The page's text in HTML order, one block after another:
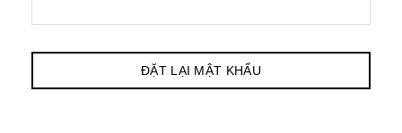
ĐẶT LẠI MẬT KHẨU